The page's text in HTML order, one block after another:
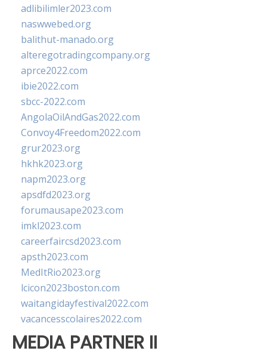
adlibilimler2023.com
naswwebed.org
balithut-manado.org
alteregotradingcompany.org
aprce2022.com
ibie2022.com
sbcc-2022.com
AngolaOilAndGas2022.com
Convoy4Freedom2022.com
grur2023.org
hkhk2023.org
napm2023.org
apsdfd2023.org
forumausape2023.com
imkl2023.com
careerfaircsd2023.com
apsth2023.com
MedItRio2023.org
lcicon2023boston.com
waitangidayfestival2022.com
vacancesscolaires2022.com
MEDIA PARTNER II